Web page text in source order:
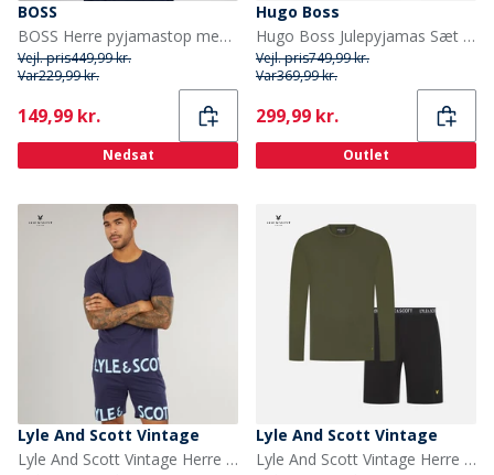
BOSS
BOSS Herre pyjamastop med lange ærmer Dark Blue
Vejl. pris449,99 kr.
Var229,99 kr.
Current
149,99 kr.
Nedsat
Hugo Boss
Hugo Boss Julepyjamas Sæt Sort
Vejl. pris749,99 kr.
Var369,99 kr.
Current
299,99 kr.
Outlet
Lyle And Scott Vintage
Lyle And Scott Vintage Herre Carter T-shirt og shorts sæt Peacoat
Lyle And Scott Vintage
Lyle And Scott Vintage Herre Hugo Langærmet Bluse Og Shorts Lounge Sæt Climbing Ivy/Sort